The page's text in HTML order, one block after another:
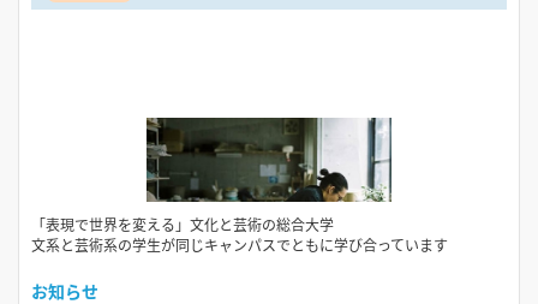
「表現で世界を変える」文化と芸術の総合大学
文系と芸術系の学生が同じキャンパスでともに学び合っています
お知らせ